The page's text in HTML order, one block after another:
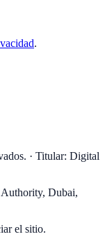
.
· Titular: Digital
Dubai,
el sitio.